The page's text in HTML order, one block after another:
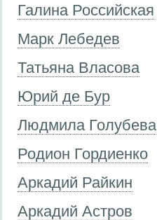
Галина Российская
Марк Лебедев
Татьяна Власова
Юрий де Бур
Людмила Голубева
Родион Гордиенко
Аркадий Райкин
Аркадий Астров